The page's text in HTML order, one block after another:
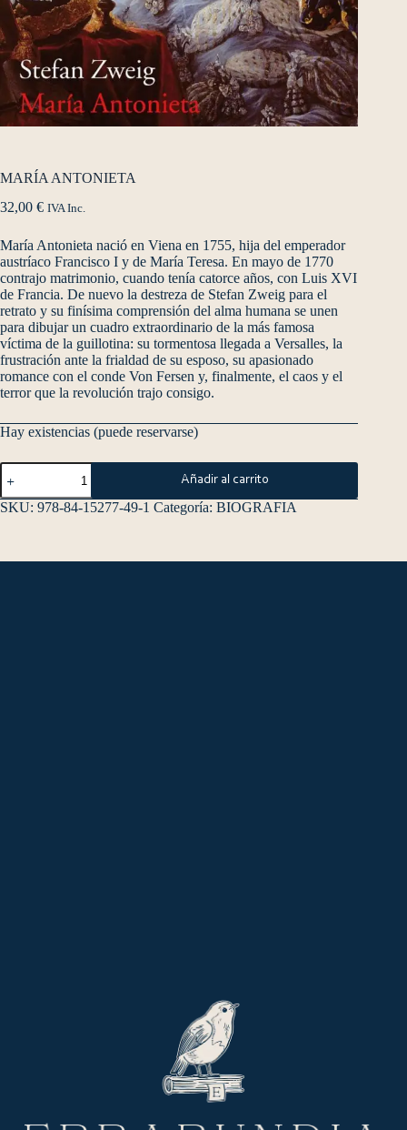
MARÍA ANTONIETA
32,00 € IVA Inc.
María Antonieta nació en Viena en 1755, hija del emperador
austríaco Francisco I y de María Teresa. En mayo de 1770
contrajo matrimonio, cuando tenía catorce años, con Luis XVI
de Francia. De nuevo la destreza de Stefan Zweig para el
retrato y su finísima comprensión del alma humana se unen
para dibujar un cuadro extraordinario de la más famosa
víctima de la guillotina: su tormentosa llegada a Versalles, la
frustración ante la frialdad de su esposo, su apasionado
romance con el conde Von Fersen y, finalmente, el caos y el
terror que la revolución trajo consigo.
Hay existencias (puede reservarse)
Añadir al carrito
SKU: 978-84-15277-49-1 Categoría: BIOGRAFIA